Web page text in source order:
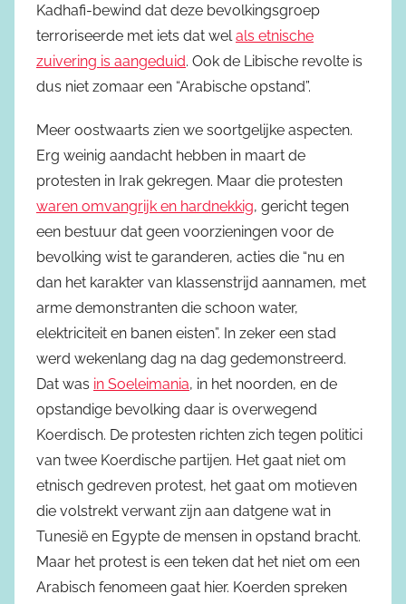
Kadhafi-bewind dat deze bevolkingsgroep
terroriseerde met iets dat wel als etnische
zuivering is aangeduid. Ook de Libische revolte is
dus niet zomaar een “Arabische opstand”.
Meer oostwaarts zien we soortgelijke aspecten.
Erg weinig aandacht hebben in maart de
protesten in Irak gekregen. Maar die protesten
waren omvangrijk en hardnekkig, gericht tegen
een bestuur dat geen voorzieningen voor de
bevolking wist te garanderen, acties die “nu en
dan het karakter van klassenstrijd aannamen, met
arme demonstranten die schoon water,
elektriciteit en banen eisten”. In zeker een stad
werd wekenlang dag na dag gedemonstreerd.
Dat was in Soeleimania, in het noorden, en de
opstandige bevolking daar is overwegend
Koerdisch. De protesten richten zich tegen politici
van twee Koerdische partijen. Het gaat niet om
etnisch gedreven protest, het gaat om motieven
die volstrekt verwant zijn aan datgene wat in
Tunesië en Egypte de mensen in opstand bracht.
Maar het protest is een teken dat het niet om een
Arabisch fenomeen gaat hier. Koerden spreken